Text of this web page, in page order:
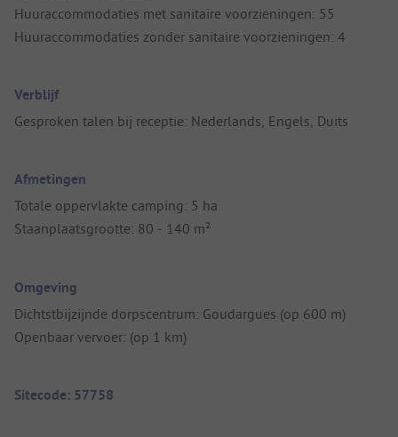
Huuraccommodaties met sanitaire voorzieningen: 55
Huuraccommodaties zonder sanitaire voorzieningen: 4
Verblijf
Gesproken talen bij receptie: Nederlands, Engels, Duits
Afmetingen
Totale oppervlakte camping: 5 ha
Staanplaatsgrootte: 80 - 140 m²
Omgeving
Dichtstbijzijnde dorpscentrum: Goudargues (op 600 m)
Openbaar vervoer: (op 1 km)
Sitecode: 57758